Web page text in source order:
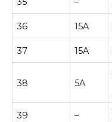
36 15A
37 15A
38 5A
39 –